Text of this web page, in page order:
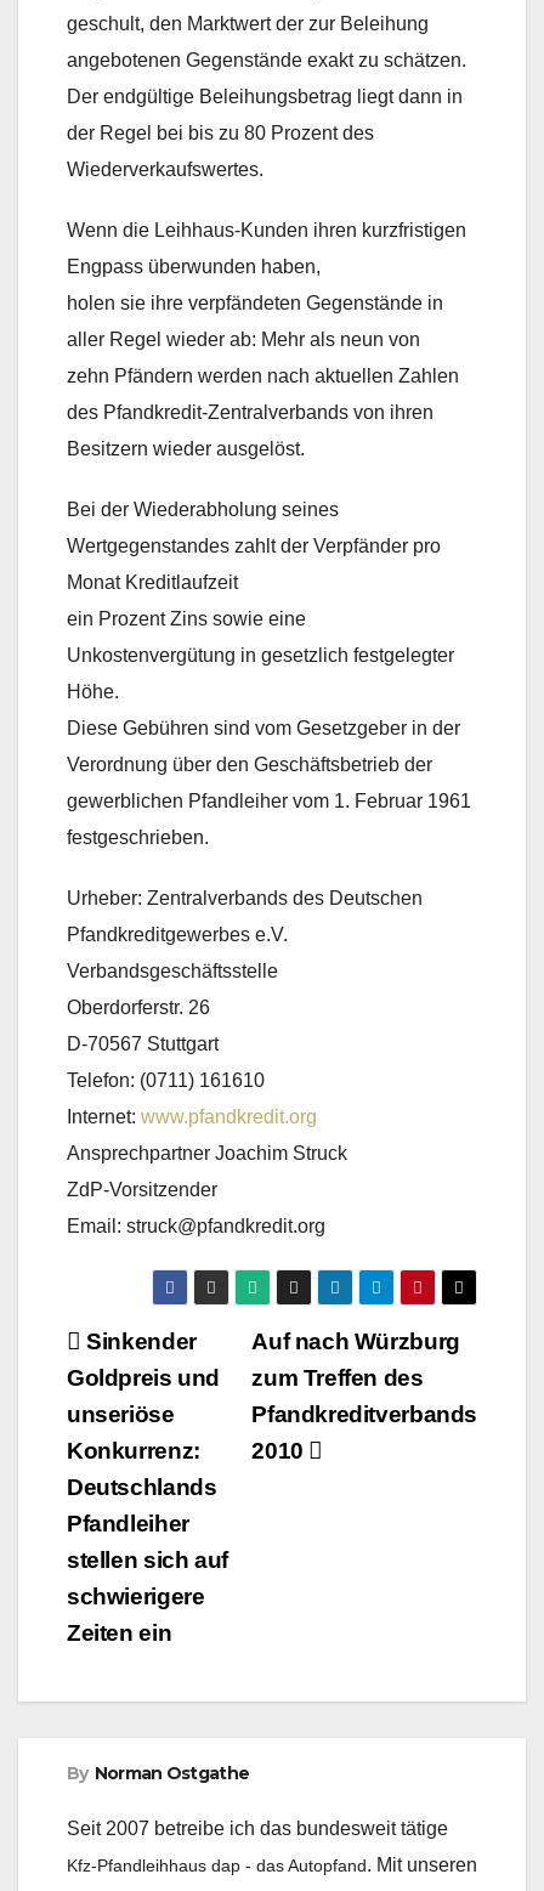
geschult, den Marktwert der zur Beleihung
angebotenen Gegenstände exakt zu schätzen.
Der endgültige Beleihungsbetrag liegt dann in
der Regel bei bis zu 80 Prozent des
Wiederverkaufswertes.
Wenn die Leihhaus-Kunden ihren kurzfristigen
Engpass überwunden haben,
holen sie ihre verpfändeten Gegenstände in
aller Regel wieder ab: Mehr als neun von
zehn Pfändern werden nach aktuellen Zahlen
des Pfandkredit-Zentralverbands von ihren
Besitzern wieder ausgelöst.
Bei der Wiederabholung seines
Wertgegenstandes zahlt der Verpfänder pro
Monat Kreditlaufzeit
ein Prozent Zins sowie eine
Unkostenvergütung in gesetzlich festgelegter
Höhe.
Diese Gebühren sind vom Gesetzgeber in der
Verordnung über den Geschäftsbetrieb der
gewerblichen Pfandleiher vom 1. Februar 1961
festgeschrieben.
Urheber: Zentralverbands des Deutschen
Pfandkreditgewerbes e.V.
Verbandsgeschäftsstelle
Oberdorferstr. 26
D-70567 Stuttgart
Telefon: (0711) 161610
Internet: www.pfandkredit.org
Ansprechpartner Joachim Struck
ZdP-Vorsitzender
Email: struck@pfandkredit.org
Beitragsnavigation
Auf nach Würzburg
zum Treffen des
Pfandkreditverbands
2010
Sinkender
Goldpreis und
unseriöse
Konkurrenz:
Deutschlands
Pfandleiher
stellen sich auf
schwierigere
Zeiten ein
By Norman Ostgathe
Seit 2007 betreibe ich das bundesweit tätige
Kfz-Pfandleihhaus dap - das Autopfand. Mit unseren